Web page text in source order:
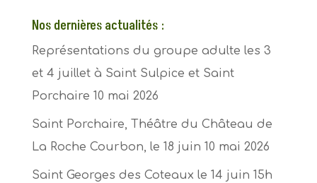
Nos dernières actualités :
Représentations du groupe adulte les 3
et 4 juillet à Saint Sulpice et Saint
Porchaire 10 mai 2026
Saint Porchaire, Théâtre du Château de
La Roche Courbon, le 18 juin 10 mai 2026
Saint Georges des Coteaux le 14 juin 15h